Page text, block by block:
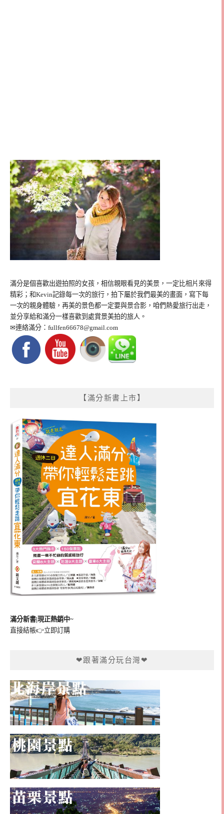
滿分是個喜歡出遊拍照的女孩，相信親眼看見的美景，一定比相片來得
精彩；和Kevin記錄每一次的旅行，拍下屬於我們最美的畫面，寫下每
一次的親身體驗，再美的景色都一定要與景合影，咱們熱愛旅行出走，
並分享給和滿分一樣喜歡到處賞景美拍的旅人。
✉連絡滿分： fullfen66678@gmail.com
【滿分新書上市】
滿分新書|現正熱銷中~
直接結帳👉立即訂購
❤跟著滿分玩台灣❤